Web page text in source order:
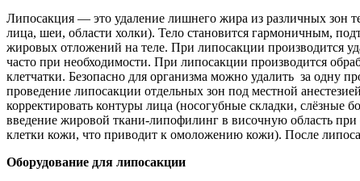
Липосакция — это удаление лишнего жира из различных зон
лица, шеи, области холки). Тело становится гармоничным,
жировых отложений на теле. При липосакции производится
часто при необходимости. При липосакции производится
клетчатки. Безопасно для организма можно удалить за одну
проведение липосакции отдельных зон под местной
корректировать контуры лица (носогубные складки,
введение жировой ткани-липофилинг в височную область
клетки кожи, что приводит к омоложению кожи). После
Оборудование для липосакции